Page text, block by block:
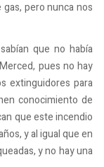
pero nunca nos
que no había
pues no hay
extinguidores para
conocimiento de
que este incendio
y al igual que en
y no hay una